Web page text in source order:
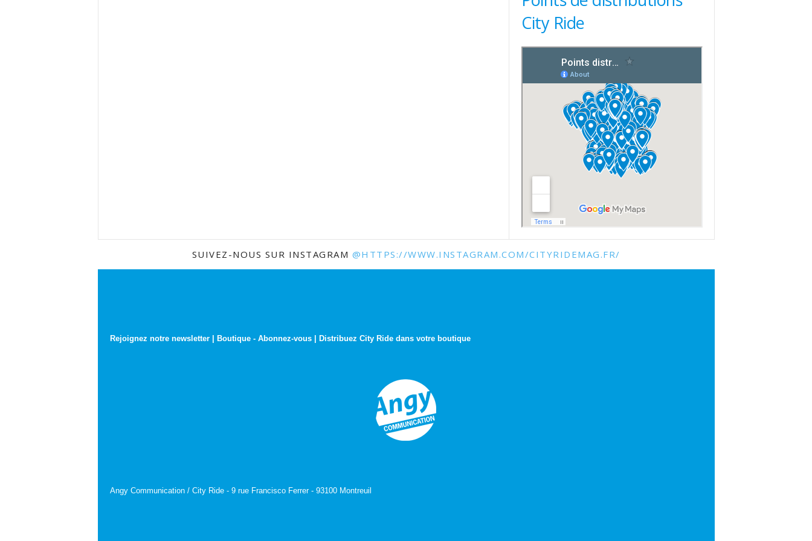
City Ride
SUIVEZ-NOUS SUR INSTAGRAM @HTTPS://WWW.INSTAGRAM.COM/CITYRIDEMAG.FR/
Rejoignez notre newsletter| Boutique- Abonnez-vous| Distribuez City Ride dans votre boutique
Angy Communication / City Ride - 9 rue Francisco Ferrer - 93100 Montreuil